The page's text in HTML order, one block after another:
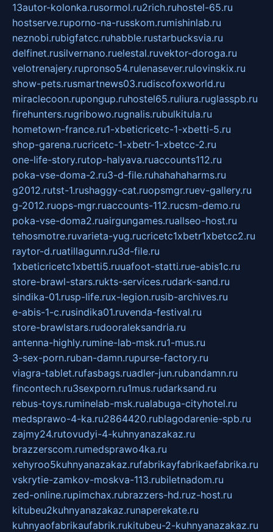
13autor-kolonka.rusormol.ru2rich.ruhostel-65.ru
hostserve.ruporno-na-russkom.rumishinlab.ru
neznobi.rubigfatcc.ruhabble.rustarbucksvia.ru
delfinet.rusilvernano.ruelestal.ruvektor-doroga.ru
velotrenajery.rupronso54.rulenasever.rulovinskix.ru
show-pets.rusmartnews03.rudiscofoxworld.ru
miraclecoon.rupongup.ruhostel65.ruliura.ruglasspb.ru
firehunters.rugribowo.rugnalis.rubulkitula.ru
hometown-france.ru1-xbeticricetc-1-xbetti-5.ru
shop-garena.rucricetc-1-xbetr-1-xbetcc-2.ru
one-life-story.rutop-halyava.ruaccounts112.ru
poka-vse-doma-2.ru3-d-file.ruhahahaharms.ru
g2012.rutst-1.rushaggy-cat.ruopsmgr.ruev-gallery.ru
g-2012.ruops-mgr.ruaccounts-112.rucsm-demo.ru
poka-vse-doma2.ruairgungames.ruallseo-host.ru
tehosmotre.ruvarieta-yug.rucricetc1xbetr1xbetcc2.ru
raytor-d.ruatillagunn.ru3d-file.ru
1xbeticricetc1xbetti5.ruuafoot-statti.rue-abis1c.ru
store-brawl-stars.rukts-services.rudark-sand.ru
sindika-01.rusp-life.rux-legion.rusib-archives.ru
e-abis-1-c.rusindika01.ruvenda-festival.ru
store-brawlstars.rudooraleksandria.ru
antenna-highly.rumine-lab-msk.ru1-mus.ru
3-sex-porn.ruban-damn.rupurse-factory.ru
viagra-tablet.rufasbags.ruadler-jun.rubandamn.ru
fincontech.ru3sexporn.ru1mus.rudarksand.ru
rebus-toys.ruminelab-msk.rualabuga-cityhotel.ru
medsprawo-4-ka.ru2864420.rublagodarenie-spb.ru
zajmy24.rutovudyi-4-kuhnyanazakaz.ru
brazzerscom.rumedsprawo4ka.ru
xehyroo5kuhnyanazakaz.rufabrikayfabrikaefabrika.ru
vskrytie-zamkov-moskva-113.rubiletnadom.ru
zed-online.rupimchax.rubrazzers-hd.ruz-host.ru
kitubeu2kuhnyanazakaz.runaperekate.ru
kuhnyaofabrikaufabrik.rukitubeu-2-kuhnyanazakaz.ru